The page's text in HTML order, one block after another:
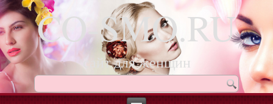
CO-SMO.RU
сайт для женщин